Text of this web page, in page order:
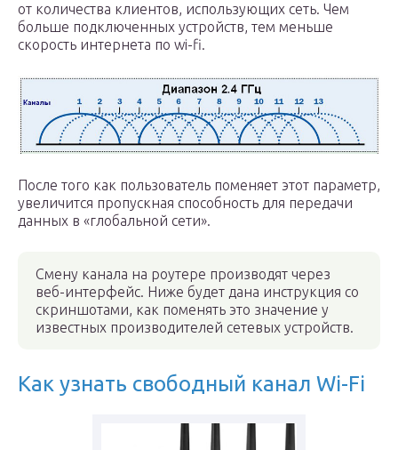
от количества клиентов, использующих сеть. Чем
больше подключенных устройств, тем меньше
скорость интернета по wi-fi.
После того как пользователь поменяет этот параметр,
увеличится пропускная способность для передачи
данных в «глобальной сети».
Смену канала на роутере производят через
веб-интерфейс. Ниже будет дана инструкция со
скриншотами, как поменять это значение у
известных производителей сетевых устройств.
Как узнать свободный канал Wi-Fi